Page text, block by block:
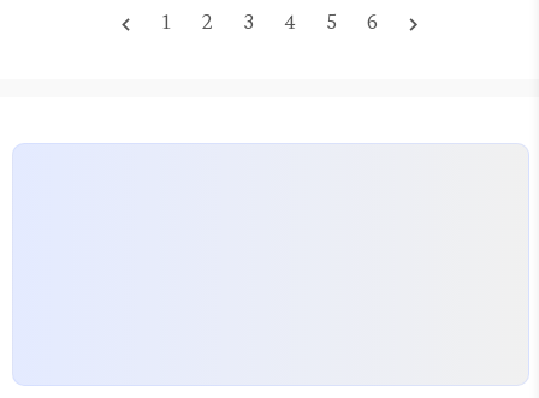
걸 보며 한참을 고민하다가, 결국 집어 든 건 얇은 주
시간도 없고 체력도…
navigate_before 1 2 3 4 5 6 navigate_next